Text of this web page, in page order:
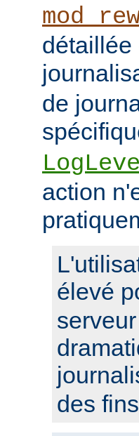
détaillée
de
action
élevé
des